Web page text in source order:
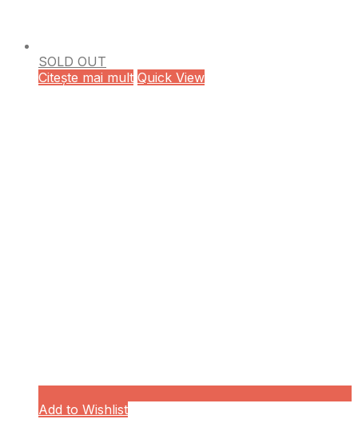
SOLD OUT
Citește mai mult Quick View
Add to Wishlist